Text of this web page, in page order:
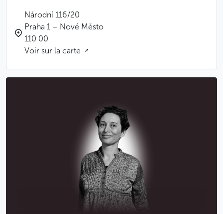
Národní 116/20
Praha 1 – Nové Město
110 00
Voir sur la carte